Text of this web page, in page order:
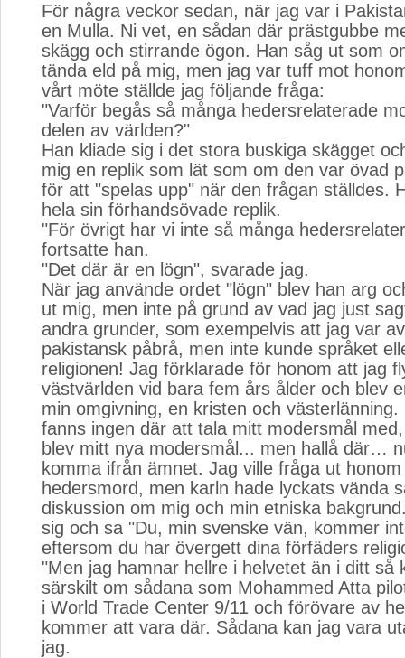
För några veckor sedan, när jag var i
en Mulla. Ni vet, en sådan där prästgubbe
skägg och stirrande ögon. Han såg ut som
tända eld på mig, men jag var tuff mot
vårt möte ställde jag följande fråga:
"Varför begås så många hedersrelaterade
delen av världen?"
Han kliade sig i det stora buskiga skägget
mig en replik som lät som om den var övad
för att "spelas upp" när den frågan ställdes.
hela sin förhandsövade replik.
"För övrigt har vi inte så många
fortsatte han.
"Det där är en lögn", svarade jag.
När jag använde ordet "lögn" blev han arg
ut mig, men inte på grund av vad jag just
andra grunder, som exempelvis att jag var
pakistansk påbrå, men inte kunde språket
religionen! Jag förklarade för honom att jag
västvärlden vid bara fem års ålder och blev
min omgivning, en kristen och västerlänning.
fanns ingen där att tala mitt modersmål
blev mitt nya modersmål... men hallå där…
komma ifrån ämnet. Jag ville fråga ut
hedersmord, men karln hade lyckats vända
diskussion om mig och min etniska
sig och sa "Du, min svenske vän, kommer
eftersom du har övergett dina förfäders
"Men jag hamnar hellre i helvetet än i ditt så
särskilt om sådana som Mohammed Atta
i World Trade Center 9/11 och förövare av
kommer att vara där. Sådana kan jag vara
jag.